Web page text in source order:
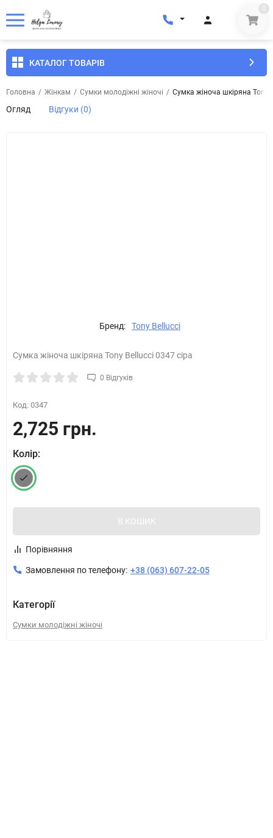
0
КАТАЛОГ ТОВАРІВ
Головна / Жінкам / Сумки молодіжні жіночі / ​Сумка жіноча шкіряна Tony
Огляд Відгуки (0)
Бренд: Tony Bellucci
​Сумка жіноча шкіряна Tony Bellucci 0347 сіра
0 Відгуків
Код: 0347
2,725 грн.
Колір:
В КОШИК
Порівняння
Замовлення по телефону: +38 (063) 607-22-05
Категорії
Сумки молодіжні жіночі